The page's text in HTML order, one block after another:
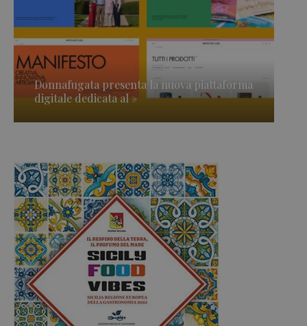
Donnafugata presenta la nuova piattaforma
digitale dedicata al »